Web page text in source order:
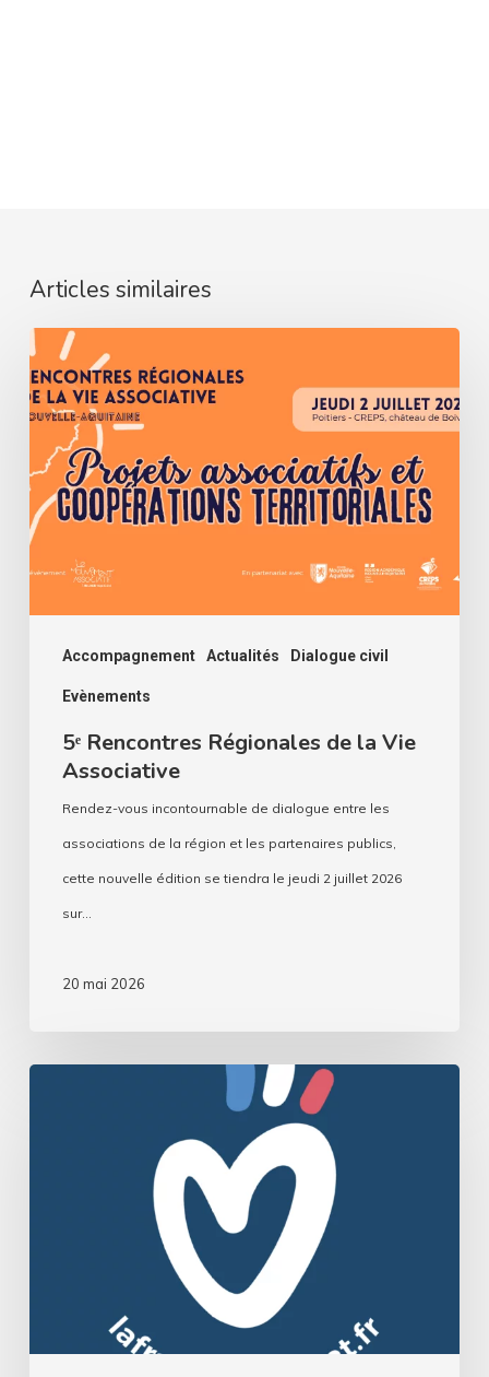
Articles similaires
Accompagnement Actualités Dialogue civil
Evènements
5ᵉ
Rencontres
Régionales
la
Vie
Associative
5ᵉ Rencontres Régionales de la Vie
Associative
Rendez-vous incontournable de dialogue entre les
associations de la région et les partenaires publics,
cette nouvelle édition se tiendra le jeudi 2 juillet 2026
sur…
20 mai 2026